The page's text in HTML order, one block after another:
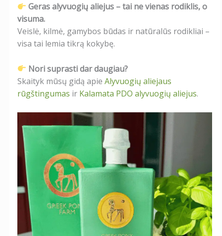
Geras alyvuogių aliejus – tai ne vienas rodiklis, o
visuma.
Veislė, kilmė, gamybos būdas ir natūralūs rodikliai –
visa tai lemia tikrą kokybę.
Nori suprasti dar daugiau?
Skaityk mūsų gidą apie Alyvuogių aliejaus
rūgštingumas ir Kalamata PDO alyvuogių aliejus.